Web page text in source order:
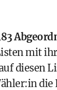
mit
diesen
die